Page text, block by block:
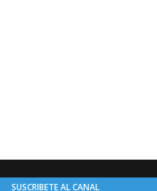
SUSCRIBETE AL CANAL